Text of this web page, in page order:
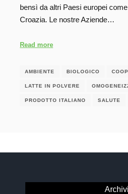
bensì da altri Paesi europei
Croazia. Le nostre Aziende…
Read more
AMBIENTE BIOLOGICO COOP
LATTE IN POLVERE
PRODOTTO ITALIANO SALUTE
Archivi